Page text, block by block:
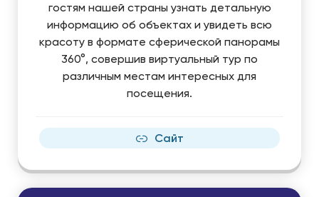
гостям нашей страны узнать детальную
информацию об объектах и увидеть всю
красоту в формате сферической панорамы
360°, совершив виртуальный тур по
различным местам интересных для
посещения.
Сайт